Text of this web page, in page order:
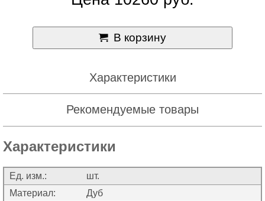
В корзину
Характеристики
Рекомендуемые товары
Характеристики
Ед. изм.:
шт.
Материал:
Дуб